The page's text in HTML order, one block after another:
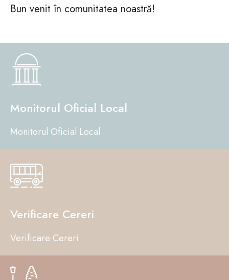
Bun venit în comunitatea noastră!
Monitorul Oficial Local
Monitorul Oficial Local
Verificare Cereri
Verificare Cereri